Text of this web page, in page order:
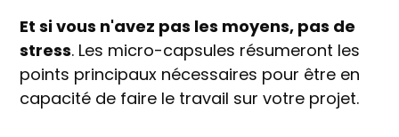
Et si vous n'avez pas les moyens, pas de
stress. Les micro-capsules résumeront les
points principaux nécessaires pour être en
capacité de faire le travail sur votre projet.